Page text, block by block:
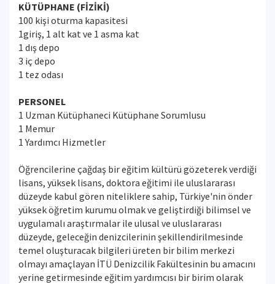
KÜTÜPHANE (FİZİKİ)
100 kişi oturma kapasitesi
1giriş, 1 alt kat ve 1 asma kat
1 dış depo
3 iç depo
1 tez odası
PERSONEL
1 Uzman Kütüphaneci Kütüphane Sorumlusu
1 Memur
1 Yardımcı Hizmetler
Öğrencilerine çağdaş bir eğitim kültürü gözeterek verdiği
lisans, yüksek lisans, doktora eğitimi ile uluslararası
düzeyde kabul gören niteliklere sahip, Türkiye'nin önder
yüksek öğretim kurumu olmak ve geliştirdiği bilimsel ve
uygulamalı araştırmalar ile ulusal ve uluslararası
düzeyde, geleceğin denizcilerinin şekillendirilmesinde
temel oluşturacak bilgileri üreten bir bilim merkezi
olmayı amaçlayan İTÜ Denizcilik Fakültesinin bu amacını
yerine getirmesinde eğitim yardımcısı bir birim olarak